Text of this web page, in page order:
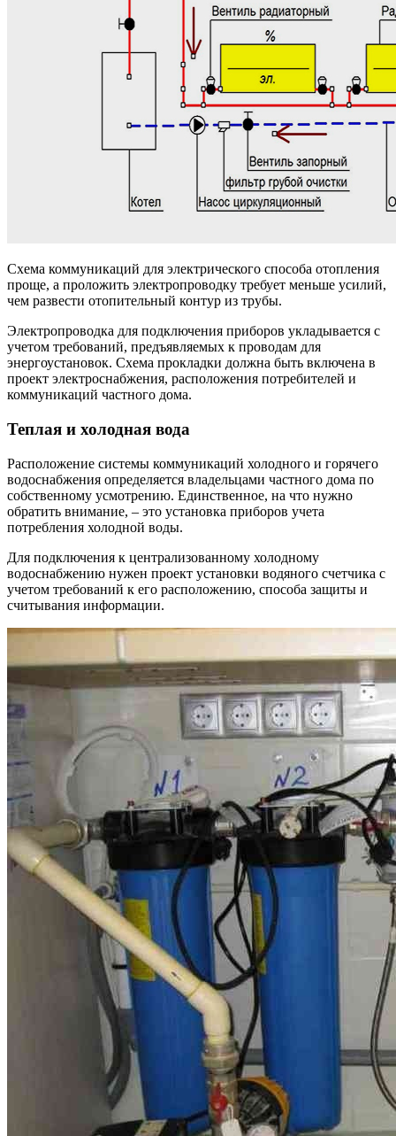
Схема коммуникаций для электрического способа отопления
проще, а проложить электропроводку требует меньше усилий,
чем развести отопительный контур из трубы.
Электропроводка для подключения приборов укладывается с
учетом требований, предъявляемых к проводам для
энергоустановок. Схема прокладки должна быть включена в
проект электроснабжения, расположения потребителей и
коммуникаций частного дома.
Теплая и холодная вода
Расположение системы коммуникаций холодного и горячего
водоснабжения определяется владельцами частного дома по
собственному усмотрению. Единственное, на что нужно
обратить внимание, – это установка приборов учета
потребления холодной воды.
Для подключения к централизованному холодному
водоснабжению нужен проект установки водяного счетчика с
учетом требований к его расположению, способа защиты и
считывания информации.